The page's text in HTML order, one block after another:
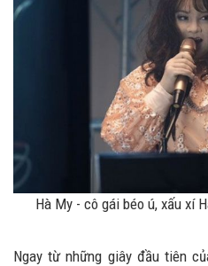
Hà My - cô gái béo ú, xấu xí
Ngay từ những giây đầu tiên